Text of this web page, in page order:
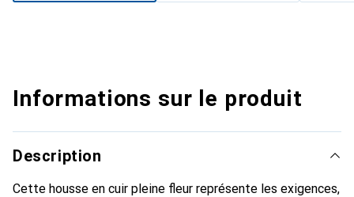
Informations sur le produit
Description
Cette housse en cuir pleine fleur représente les exigences,